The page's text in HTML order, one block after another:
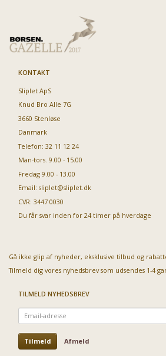
KONTAKT
Sliplet ApS
Knud Bro Alle 7G
3660 Stenløse
Danmark
Telefon: 32 11 12 24
Man-tors. 9.00 - 15.00
Fredag 9.00 - 13.00
Email: sliplet@sliplet.dk
CVR: 3447 0030
Du får svar inden for 24 timer på hverdage
Gå ikke glip af nyheder, eksklusive tilbud og
Tilmeld dig vores nyhedsbrev som udsendes 1-4
TILMELD NYHEDSBREV
Email-
adresse
Tilmeld Afmeld